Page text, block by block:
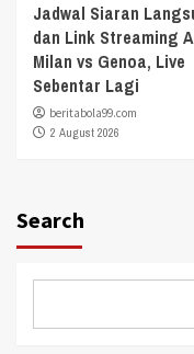
Jadwal Siaran
dan Link Streaming
Milan vs Genoa, Live
Sebentar Lagi
beritabola99.com
2 August 2026
Search